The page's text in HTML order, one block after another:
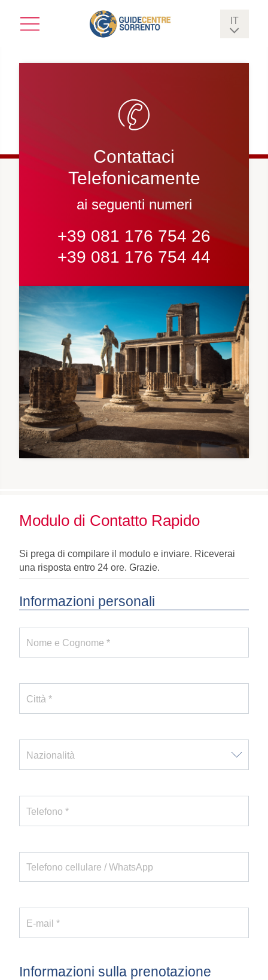
IT
Contattaci
Telefonicamente
ai seguenti numeri
+39 081 176 754 26
+39 081 176 754 44
Modulo di Contatto Rapido
Si prega di compilare il modulo e inviare. Riceverai
una risposta entro 24 ore. Grazie.
Informazioni personali
Nome e Cognome *
Città *
Nazionalità
Telefono *
Telefono cellulare / WhatsApp
E-mail *
Informazioni sulla prenotazione